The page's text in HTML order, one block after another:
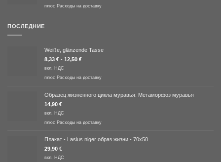
плюс Расходы на доставку
ПОСЛЕДНИЕ
Weiße, glänzende Tasse
8,33 € - 12,50 €
вкл. НДС
плюс Расходы на доставку
Образец жизненного цикла муравья: Метаморфоз муравья
14,90 €
вкл. НДС
плюс Расходы на доставку
Плакат - Lasius niger образ жизни - 70x50
29,90 €
вкл. НДС